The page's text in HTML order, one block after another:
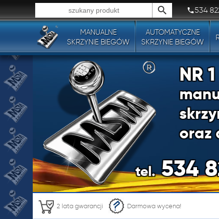
Wszystkie typy produktów!
534
MANUALNE
SKRZYNIE BIEGÓW
AUTOMATYCZNE
SKRZYNIE BIEGÓW
tel.534
NR
oraz
NR
2 lata gwarancji Darmowa wycena!